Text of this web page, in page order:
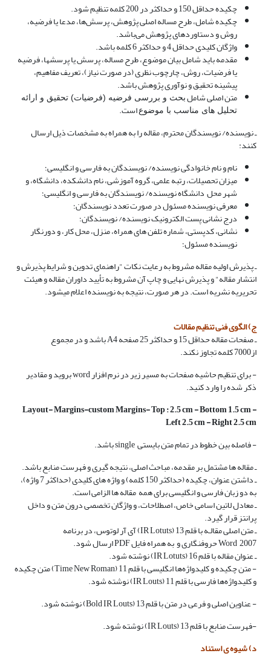
چکیده حداقل 150 و حداکثر در 200 کلمه تنظیم شود.
چکیده شامل، طرح مساله اصلی پژوهش، پرسش‌ها، مدعا یا فرضیه،
روش و دستاوردهای پژوهش می‌باشد.
واژگان کلیدی حداقل 4 و حداکثر 6 کلمه باشد.
مقدمه باید شامل بیان موضوع، طرح مساله، پرسش یا پرسشها، فرضیه
یا فرضیات، روش، چارچوب نظری (در صورت نیاز)، تعریف مفاهیم،
پیشینه تحقیق و نوآوری پژوهش باشد.
متن اصلی شاملبحث و بررسی فرضیه (فرضیات) تحقیق و ارائه
تحلیل های مناسب با موضوعاست.
ـ نویسنده/ نویسندگان محترم، مقاله را به همراه به مشخصات ذیل ارسال
کنند:
نام و نام خانوادگی نویسنده/ نویسندگان به فارسی و انگلیسی؛
میزان تحصیلات، رتبه علمی، گروه آموزشی، نام دانشکده، دانشگاه، و
شهر محل دانشگاه نویسنده/ نویسندگان به فارسی و انگلیسی؛
معرفی نویسنده مسئول در صورت تعدد نویسندگان؛
درج نشانی پست الکترونیک نویسنده/ نویسندگان؛
نشانی، کدپستی، شماره تلفن های همراه، منزل، محل کار، و دورنگار
نویسنده مسئول؛
ـ پذیرش اولیه مقاله مشروط به رعایت نکات "راهنمای تدوین و شرایط پذیرش و
انتشار مقاله" و پذیرش نهایی و چاپ آن مشروط به تأیید داوران مقاله و هیئت
تحریریه نشریه است. در هر صورت، نتیجه به نویسنده اعلام می­شود.
ج) الگوی فنی تنظیم مقالات
ـ صفحات مقاله حداقل15و حداکثر25 صفحه A4 باشد و در مجموع
از7000کلمه تجاوز نکند.
- برای تنظیم حاشیه صفحات به مسیر زیر در نرم افزار word بروید و مقادیر
ذکر شده را وارد کنید.
Layout- Margins-custom Margins- Top : 2.5 cm - Bottom 1.5 cm -
Left 2.5 cm - Right 2.5 cm
- فاصله بین خطوط در تمام متن بایستی single باشد.
ـ مقاله­ ها مشتمل بر مقدمه، مباحث اصلی، نتیجه گیری و فهرست منابع باشد.
ـ داشتن عنوان، چکیده (حداکثر150کلمه) و واژه های کلیدی (حداکثر7واژه)،
به دو زبان فارسی و انگلیسی برای همه مقاله ­ها الزامی است.
ـ معادل لاتین اسامی خاص، اصطلاحات، و واژگان تخصصی درون متن و داخل
پرانتز قرار گیرد.
ـ متن اصلی مقالـه با قلم 13 (IR Lotuts) آی آر لوتوس، در برنامه
2007
Wordحروف­نگاری و به همراه فایلPDFارسال شود.
ـ عنوان مقاله با قلم 16 (IR Lotuts) نوشته شود.
- متن چکیده و کلیدواژه‌ها انگلیسی با قلم 11 (Time New Roman) متن چکیده
و کلیدواژه‌ها فارسی با قلم 11 (IR Louts) نوشته شود.
- عناوین اصلی و فرعی در متن با قلم 13 (Bold IR Louts) نوشته شود.
-فهرست منابع با قلم 13 (IR Louts) نوشته شود.
د) شیوه ی استناد